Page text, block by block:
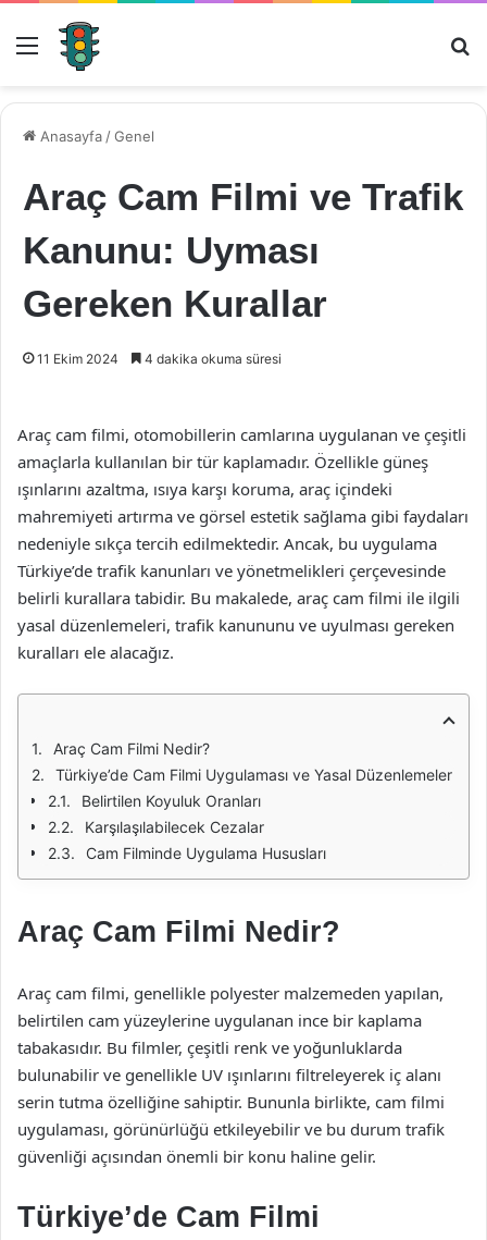
Menü
Anasayfa /Genel
Araç Cam Filmi ve Trafik
Kanunu: Uyması
Gereken Kurallar
11 Ekim 2024 4 dakika okuma süresi
Araç cam filmi, otomobillerin camlarına uygulanan ve çeşitli
amaçlarla kullanılan bir tür kaplamadır. Özellikle güneş
ışınlarını azaltma, ısıya karşı koruma, araç içindeki
mahremiyeti artırma ve görsel estetik sağlama gibi faydaları
nedeniyle sıkça tercih edilmektedir. Ancak, bu uygulama
Türkiye’de trafik kanunları ve yönetmelikleri çerçevesinde
belirli kurallara tabidir. Bu makalede, araç cam filmi ile ilgili
yasal düzenlemeleri, trafik kanununu ve uyulması gereken
kuralları ele alacağız.
Araç Cam Filmi Nedir?
Türkiye’de Cam Filmi Uygulaması ve Yasal Düzenlemeler
Belirtilen Koyuluk Oranları
Karşılaşılabilecek Cezalar
Cam Filminde Uygulama Hususları
Araç Cam Filmi Nedir?
Araç cam filmi, genellikle polyester malzemeden yapılan,
belirtilen cam yüzeylerine uygulanan ince bir kaplama
tabakasıdır. Bu filmler, çeşitli renk ve yoğunluklarda
bulunabilir ve genellikle UV ışınlarını filtreleyerek iç alanı
serin tutma özelliğine sahiptir. Bununla birlikte, cam filmi
uygulaması, görünürlüğü etkileyebilir ve bu durum trafik
güvenliği açısından önemli bir konu haline gelir.
Türkiye’de Cam Filmi